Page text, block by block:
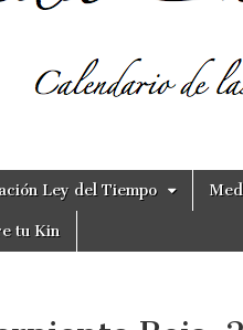
Ley del Tiempo
tu Kin